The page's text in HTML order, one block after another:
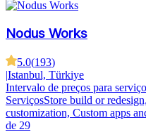
Nodus Works
5.0(193)
|Istanbul, Türkiye
Intervalo de preços para
ServiçosStore build or
customization, Custom apps
de 29